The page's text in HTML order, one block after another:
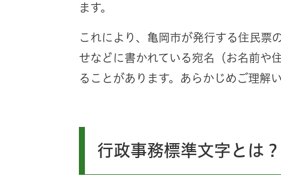
ます。
これにより、亀岡市が発行する住民票
せなどに書かれている宛名（お名前や
ることがあります。​あらかじめご理解
行政事務標準文字とは？